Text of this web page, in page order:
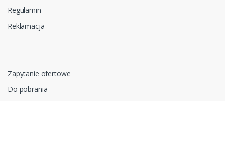
Regulamin
Reklamacja
Zapytanie ofertowe
Do pobrania